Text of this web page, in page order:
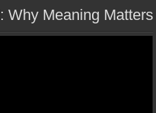
Why Meaning Matters